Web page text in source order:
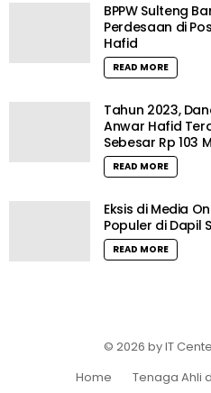
BPPW Sulteng
Perdesaan di
Hafid
READ MORE
Tahun 2023,
Anwar Hafid
Sebesar Rp 103 M
READ MORE
Eksis di Media
Populer di Dapil
READ MORE
© 2026 by IT
Home
Tenaga Ahli